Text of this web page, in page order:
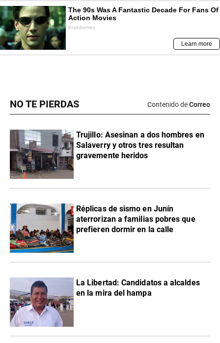
NO TE PIERDAS Contenido deCorreo
Trujillo: Asesinan a dos hombres en
Salaverry y otros tres resultan
gravemente heridos
Réplicas de sismo en Junín
aterrorizan a familias pobres que
prefieren dormir en la calle
La Libertad: Candidatos a alcaldes
en la mira del hampa